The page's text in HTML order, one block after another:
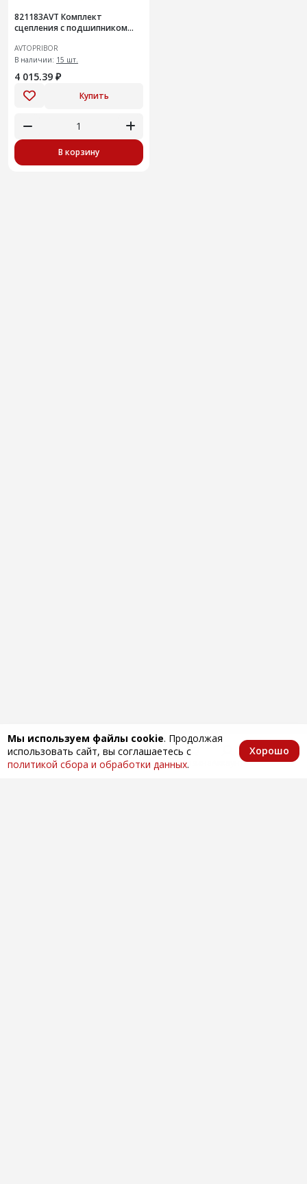
821183AVT Комплект
сцепления с подшипником
(09-) 1.4
AVTOPRIBOR
В наличии: 15 шт.
4 015.39 ₽
Купить
В корзину
Мы используем файлы cookie. Продолжая
использовать сайт, вы соглашаетесь с
политикой сбора и обработки данных.
Хорошо
Главная КаталогИзбранноеКорзина Аккаунт